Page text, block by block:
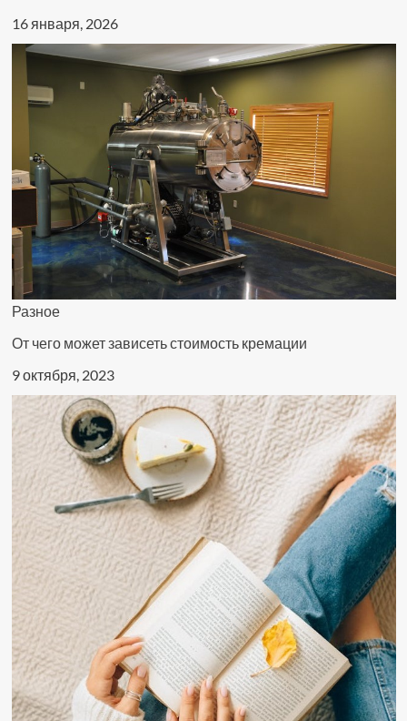
16 января, 2026
Разное
От чего может зависеть стоимость кремации
9 октября, 2023